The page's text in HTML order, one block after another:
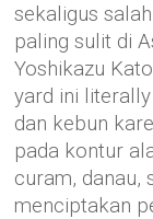
sekaligus
paling sulit di
Yoshikazu
yard ini
dan kebun
pada kontur
curam, danau,
menciptakan